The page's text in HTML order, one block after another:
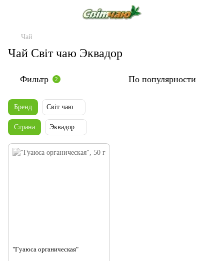
Чай
Чай Світ чаю Эквадор
Фильтр 2 По популярности
Бренд Світ чаю
Страна Эквадор
"Гуаюса органическая"